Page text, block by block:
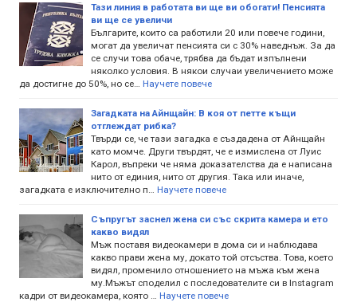
Тази линия в работата ви ще ви обогати! Пенсията
ви ще се увеличи
Българите, които са работили 20 или повече години,
могат да увеличат пенсията си с 30% наведнъж. За да
се случи това обаче, трябва да бъдат изпълнени
няколко условия. В някои случаи увеличението може
да достигне до 50%, но се…
Научете повече
Загадката на Айнщайн: В коя от петте къщи
отглеждат рибка?
Твърди се, че тази загадка е създадена от Айнщайн
като момче. Други твърдят, че е измислена от Луис
Карол, въпреки че няма доказателства да е написана
нито от единия, нито от другия. Така или иначе,
загадката е изключително п…
Научете повече
Съпругът заснел жена си със скрита камера и ето
какво видял
Мъж поставя видеокамери в дома си и наблюдава
какво прави жена му, докато той отсъства. Това, което
видял, променило отношението на мъжа към жена
му.Мъжът споделил с последователите си в Instagram
кадри от видеокамера, която …
Научете повече